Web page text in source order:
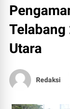
Utara
Redaksi